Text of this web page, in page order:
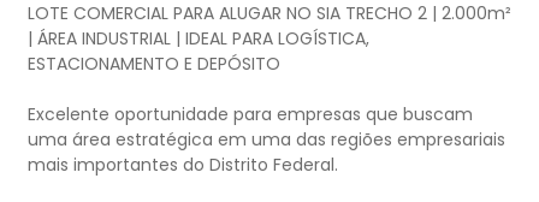
LOTE COMERCIAL PARA ALUGAR NO SIA TRECHO 2 | 2.000m²
| ÁREA INDUSTRIAL | IDEAL PARA LOGÍSTICA,
ESTACIONAMENTO E DEPÓSITO
Excelente oportunidade para empresas que buscam
uma área estratégica em uma das regiões empresariais
mais importantes do Distrito Federal.